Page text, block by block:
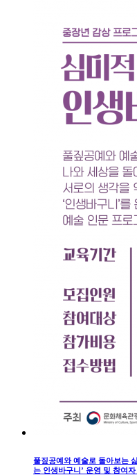
풀짚공예와 예술로 돌아보는
는 인생바구니’ 운영 및 참여자